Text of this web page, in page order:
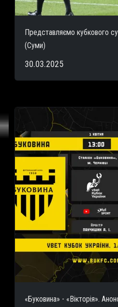
Представляємо кубкового
(Суми)
30.03.2025
«Буковина» - «Вікторія».